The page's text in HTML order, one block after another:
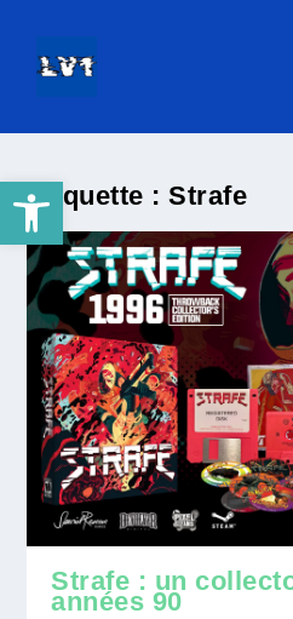
Ouvrir la barre d’outilsÉtiquette :Strafe
Strafe : un
années 90